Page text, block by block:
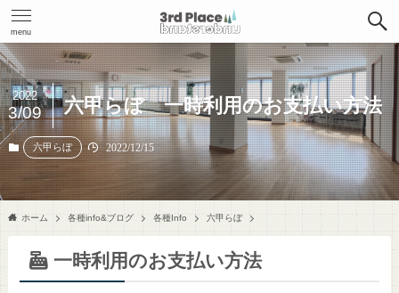
menu
六甲らぼ 一時利用のお支払い方法
2022
3/09
六甲らぼ 2022/12/15
ホーム 各種info&ブログ 各種Info 六甲らぼ
一時利用のお支払い方法